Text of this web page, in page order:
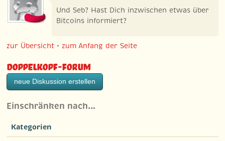
Und Seb? Hast Dich inzwischen etwas über
Bitcoins informiert?
zur Übersicht •zum Anfang der Seite
Doppelkopf-Forum
neue Diskussion erstellen
Einschränken nach…
Kategorien